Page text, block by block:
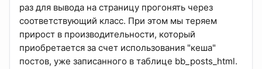
раз для вывода на страницу прогонять через
соответствующий класс. При этом мы теряем
прирост в производительности, который
приобретается за счет использования "кеша"
постов, уже записанного в таблице bb_posts_html.